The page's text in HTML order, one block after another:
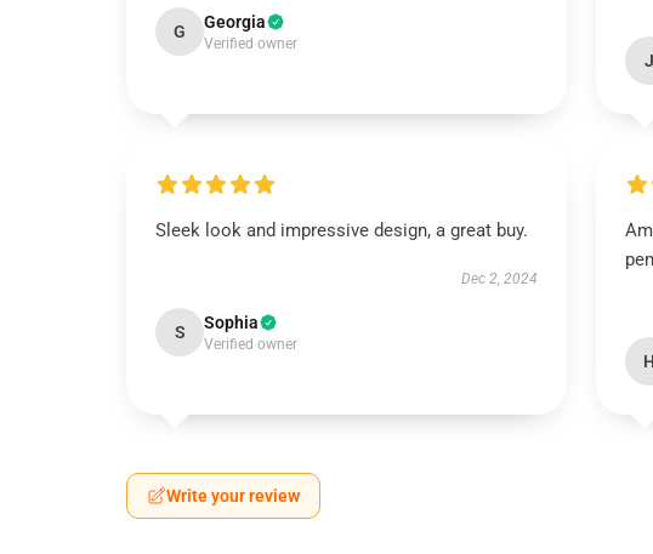
G Georgia
Verified owner
J
Sleek look and impressive design, a great buy.
Dec 2, 2024
S Sophia
Verified owner
H
Write your review